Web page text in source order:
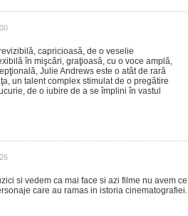
capricioasă, de o veselie
în mişcări, graţioasă, cu o voce amplă,
Julie Andrews este o atât de rară
un talent complex stimulat de o pregătire
de o iubire de a se împlini în vastul
si vedem ca mai face si azi filme nu avem ce
care au ramas in istoria cinematografiei.